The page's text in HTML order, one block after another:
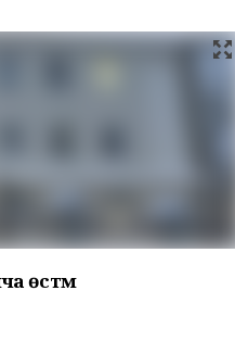
өстәмә